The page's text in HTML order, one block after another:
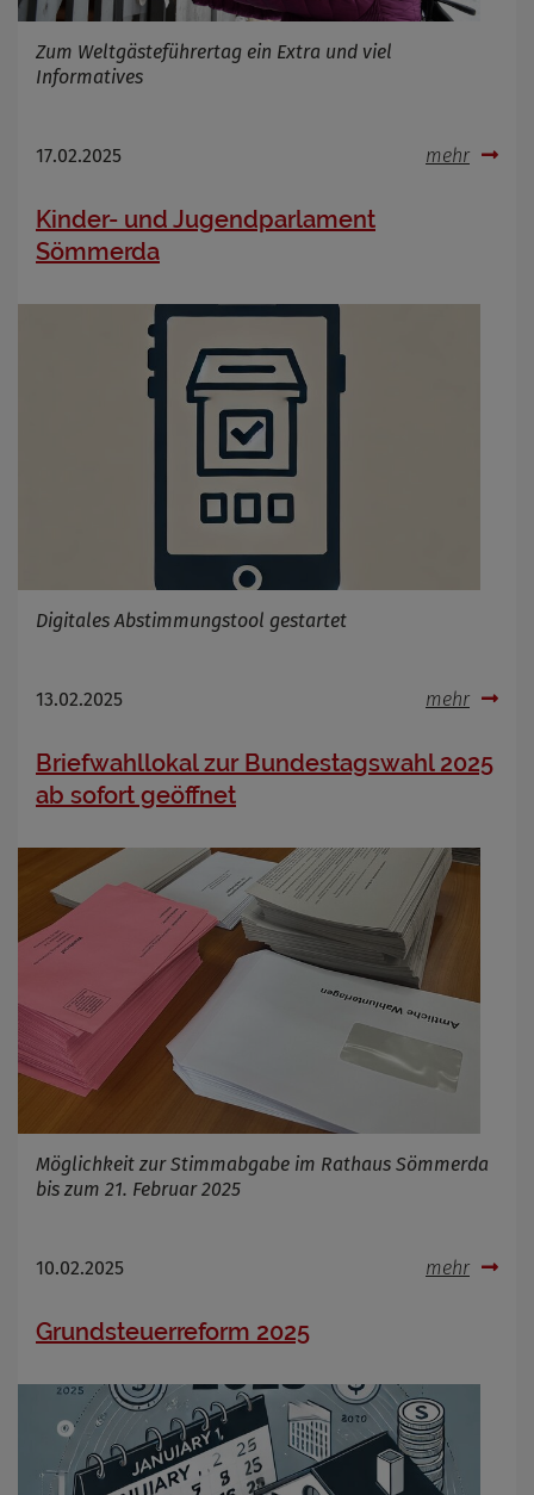
Zum Weltgästeführertag ein Extra und viel
Informatives
17.02.2025 mehr
Kinder- und Jugendparlament
Sömmerda
Digitales Abstimmungstool gestartet
13.02.2025 mehr
Briefwahllokal zur Bundestagswahl 2025
ab sofort geöffnet
Möglichkeit zur Stimmabgabe im Rathaus Sömmerda
bis zum 21. Februar 2025
10.02.2025 mehr
Grundsteuerreform 2025